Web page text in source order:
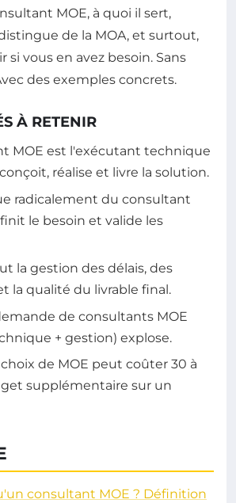
MOE, à quoi il sert,
de la MOA, et surtout,
si vous en avez besoin. Sans
des exemples concrets.
À RETENIR
MOE est l'exécutant technique
réalise et livre la solution.
radicalement du consultant
le besoin et valide les
la gestion des délais, des
la qualité du livrable final.
de consultants MOE
+ gestion) explose.
de MOE peut coûter 30 à
supplémentaire sur un
consultant MOE ? Définition